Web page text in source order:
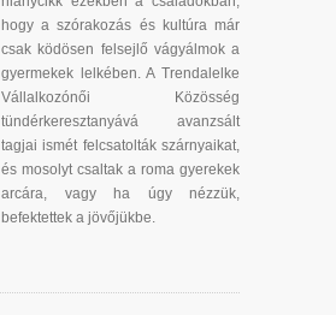
hogy a szórakozás és kultúra már
csak ködösen felsejlő vágyálmok a
gyermekek lelkében. A Trendalelke
Vállalkozónői Közösség
tündérkeresztanyává avanzsált
tagjai ismét felcsatolták szárnyaikat,
és mosolyt csaltak a roma gyerekek
arcára, vagy ha úgy nézzük,
befektettek a jövőjükbe.